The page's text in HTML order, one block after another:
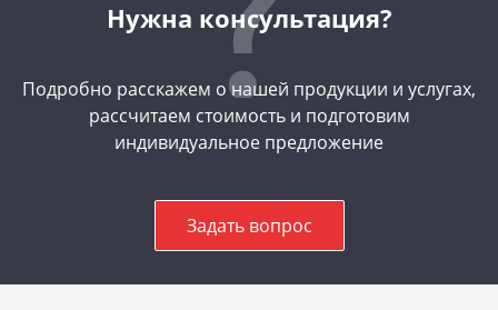
Нужна консультация?
Подробно расскажем о нашей продукции и услугах,
рассчитаем стоимость и подготовим
индивидуальное предложение
Задать вопрос